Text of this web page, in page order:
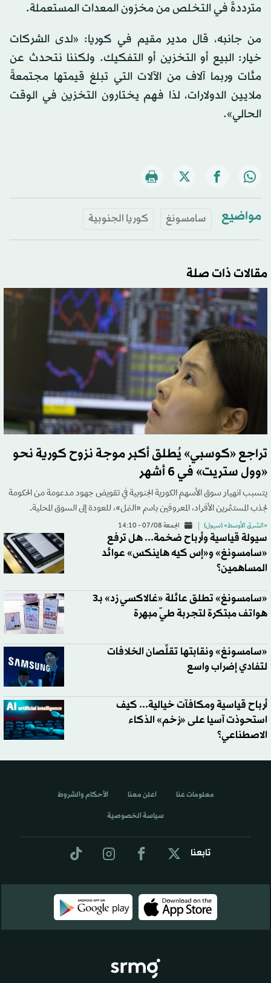
مترددةً في التخلص من مخزون المعدات المستعملة.
من جانبه، قال مدير مقيم في كوريا: «لدى الشركات
خيار: البيع أو التخزين أو التفكيك. ولكننا نتحدث عن
مئات وربما آلاف من الآلات التي تبلغ قيمتها مجتمعةً
ملايين الدولارات، لذا فهم يختارون التخزين في الوقت
الحالي».
مواضيع سامسونغ كوريا الجنوبية
مقالات ذات صلة
تراجع «كوسبي» يُطلق أكبر موجة نزوح كورية نحو
«وول ستريت» في 6 أشهر
يتسبب انهيار سوق الأسهم الكورية الجنوبية في تقويض جهود مدعومة من الحكومة
لجذب المستثمرين الأفراد، المعروفين باسم «النمل»، للعودة إلى السوق المحلية.
«الشرق الأوسط» (سيول) الجمعة 07/08 - 14:10
سيولة قياسية وأرباح ضخمة... هل ترفع
«سامسونغ» و«إس كيه هاينكس» عوائد
المساهمين؟
«سامسونغ» تطلق عائلة «غالاكسي زد» بـ3
هواتف مبتكرة لتجربة طيّ مبهرة
«سامسونغ» ونقابتها تقلِّصان الخلافات
لتفادي إضراب واسع
أرباح قياسية ومكافآت خيالية... كيف
استحوذت آسيا على «زخم» الذكاء
الاصطناعي؟
تابعنا
معلومات عنا اعلن معنا الأحكام والشروط
سياسة الخصوصية